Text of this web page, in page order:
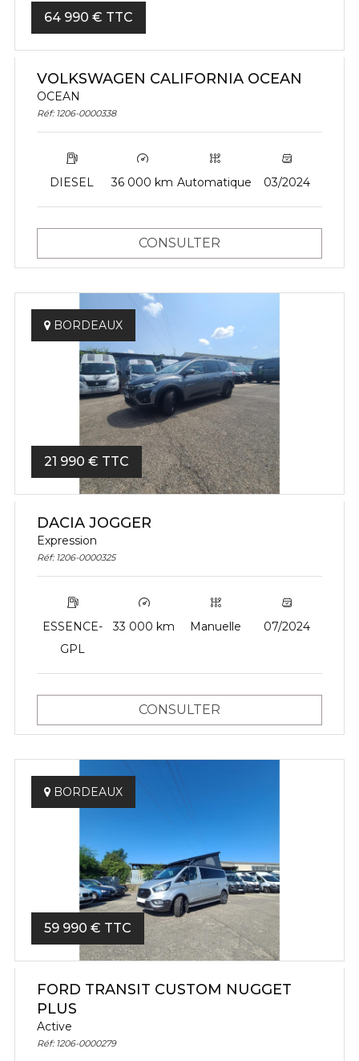
64 990 € TTC
VOLKSWAGEN CALIFORNIA OCEAN
OCEAN
Réf: 1206-0000338
DIESEL 36 000 km Automatique 03/2024
CONSULTER
BORDEAUX
21 990 € TTC
DACIA JOGGER
Expression
Réf: 1206-0000325
ESSENCE-
GPL
33 000 km Manuelle 07/2024
CONSULTER
BORDEAUX
59 990 € TTC
FORD TRANSIT CUSTOM NUGGET
PLUS
Active
Réf: 1206-0000279